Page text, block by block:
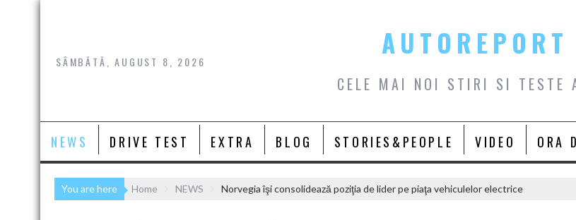
Skip
SÂMBĂTĂ, AUGUST 8, 2026
AUTOREPORT
CELE MAI NOI STIRI SI TESTE
NEWS DRIVE TEST EXTRA BLOG STORIES&PEOPLE VIDEO ORA
You are here Home NEWS Norvegia îşi consolidează poziţia de lider pe piaţa vehiculelor electrice